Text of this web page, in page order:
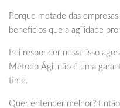
Porque metade das
benefícios que a agilidade
Irei responder nesse isso
Método Ágil não é uma
time.
Quer entender melhor? Então